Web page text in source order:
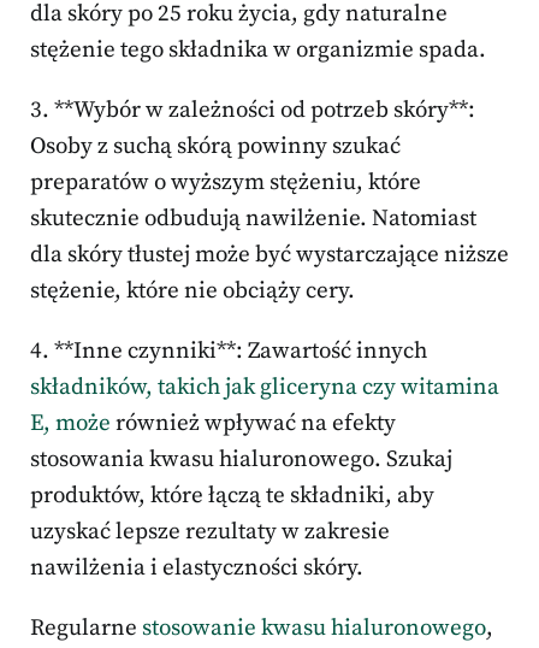
dla skóry po 25 roku życia, gdy naturalne
stężenie tego składnika w organizmie spada.
3. **Wybór w zależności od potrzeb skóry**:
Osoby z suchą skórą powinny szukać
preparatów o wyższym stężeniu, które
skutecznie odbudują nawilżenie. Natomiast
dla skóry tłustej może być wystarczające niższe
stężenie, które nie obciąży cery.
4. **Inne czynniki**: Zawartość innych
składników, takich jak gliceryna czy witamina
E, może również wpływać na efekty
stosowania kwasu hialuronowego. Szukaj
produktów, które łączą te składniki, aby
uzyskać lepsze rezultaty w zakresie
nawilżenia i elastyczności skóry.
Regularne stosowanie kwasu hialuronowego,